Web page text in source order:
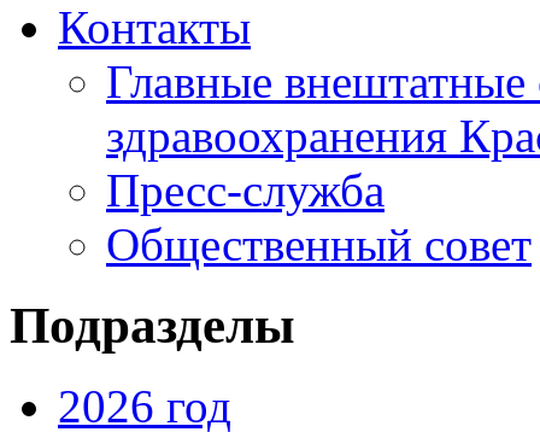
Контакты
Главные внештатные
здравоохранения
Пресс-служба
Общественный совет
Подразделы
2026 год